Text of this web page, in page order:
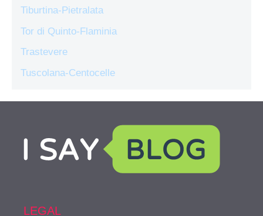
Tiburtina-Pietralata
Tor di Quinto-Flaminia
Trastevere
Tuscolana-Centocelle
LEGAL